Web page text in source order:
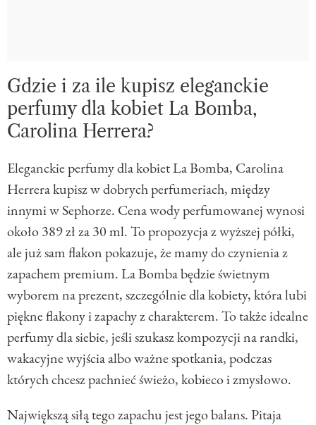
Gdzie i za ile kupisz eleganckie
perfumy dla kobiet La Bomba,
Carolina Herrera?
Eleganckie perfumy dla kobiet La Bomba, Carolina
Herrera kupisz w dobrych perfumeriach, między
innymi w Sephorze. Cena wody perfumowanej wynosi
około 389 zł za 30 ml. To propozycja z wyższej półki,
ale już sam flakon pokazuje, że mamy do czynienia z
zapachem premium. La Bomba będzie świetnym
wyborem na prezent, szczególnie dla kobiety, która lubi
piękne flakony i zapachy z charakterem. To także idealne
perfumy dla siebie, jeśli szukasz kompozycji na randki,
wakacyjne wyjścia albo ważne spotkania, podczas
których chcesz pachnieć świeżo, kobieco i zmysłowo.
Największą siłą tego zapachu jest jego balans. Pitaja